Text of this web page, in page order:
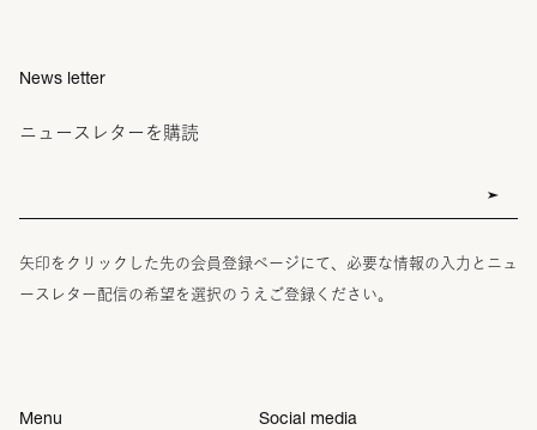
News letter
ニュースレターを購読
矢印をクリックした先の会員登録ページにて、必要な情報の入力とニュ
ースレター配信の希望を選択のうえご登録ください。
Menu Social media